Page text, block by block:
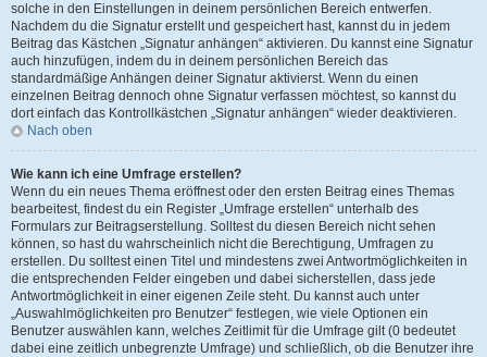
solche in den Einstellungen in deinem persönlichen Bereich entwerfen.
Nachdem du die Signatur erstellt und gespeichert hast, kannst du in jedem
Beitrag das Kästchen „Signatur anhängen“ aktivieren. Du kannst eine Signatur
auch hinzufügen, indem du in deinem persönlichen Bereich das
standardmäßige Anhängen deiner Signatur aktivierst. Wenn du einen
einzelnen Beitrag dennoch ohne Signatur verfassen möchtest, so kannst du
dort einfach das Kontrollkästchen „Signatur anhängen“ wieder deaktivieren.
Nach oben
Wie kann ich eine Umfrage erstellen?
Wenn du ein neues Thema eröffnest oder den ersten Beitrag eines Themas
bearbeitest, findest du ein Register „Umfrage erstellen“ unterhalb des
Formulars zur Beitragserstellung. Solltest du diesen Bereich nicht sehen
können, so hast du wahrscheinlich nicht die Berechtigung, Umfragen zu
erstellen. Du solltest einen Titel und mindestens zwei Antwortmöglichkeiten in
die entsprechenden Felder eingeben und dabei sicherstellen, dass jede
Antwortmöglichkeit in einer eigenen Zeile steht. Du kannst auch unter
„Auswahlmöglichkeiten pro Benutzer“ festlegen, wie viele Optionen ein
Benutzer auswählen kann, welches Zeitlimit für die Umfrage gilt (0 bedeutet
dabei eine zeitlich unbegrenzte Umfrage) und schließlich, ob die Benutzer ihre